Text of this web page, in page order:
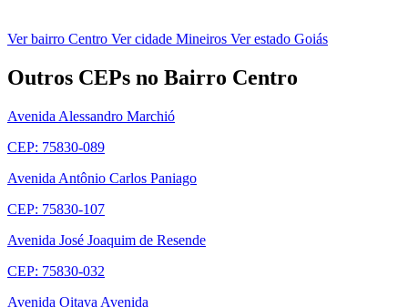
Ver bairro Centro Ver cidade Mineiros Ver estado Goiás
Outros CEPs no Bairro Centro
Avenida Alessandro Marchió
CEP: 75830-089
Avenida Antônio Carlos Paniago
CEP: 75830-107
Avenida José Joaquim de Resende
CEP: 75830-032
Avenida Oitava Avenida